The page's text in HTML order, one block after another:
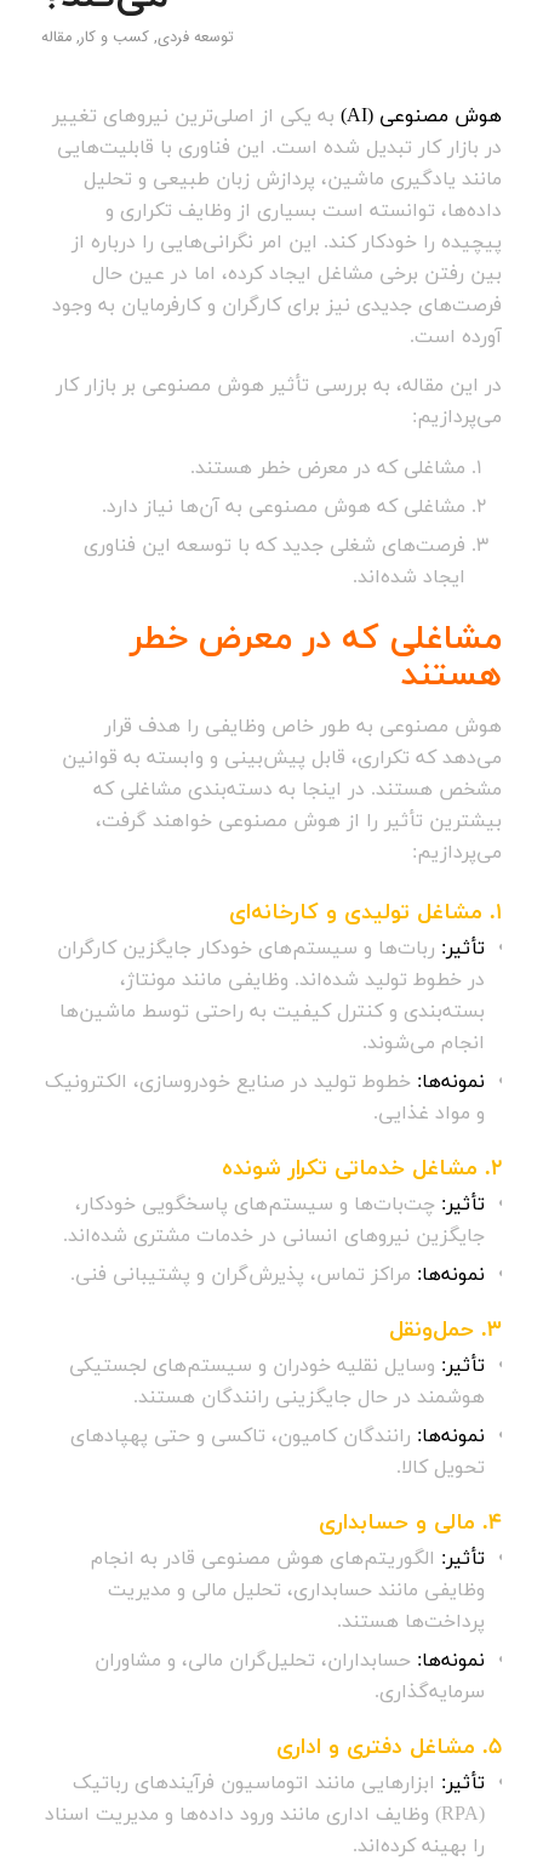
توسعه فردی,کسب و کار,مقاله
هوش مصنوعی (AI)
به یکی از اصلی‌ترین نیروهای تغییر
در بازار کار تبدیل شده است. این فناوری با قابلیت‌هایی
مانند یادگیری ماشین، پردازش زبان طبیعی و تحلیل
داده‌ها، توانسته است بسیاری از وظایف تکراری و
پیچیده را خودکار کند. این امر نگرانی‌هایی را درباره از
بین رفتن برخی مشاغل ایجاد کرده، اما در عین حال
فرصت‌های جدیدی نیز برای کارگران و کارفرمایان به وجود
آورده است.
در این مقاله، به بررسی تأثیر هوش مصنوعی بر بازار کار
می‌پردازیم:
مشاغلی که در معرض خطر هستند.
مشاغلی که هوش مصنوعی به آن‌ها نیاز دارد.
فرصت‌های شغلی جدید که با توسعه این فناوری
ایجاد شده‌اند.
مشاغلی که در معرض خطر
هستند
هوش مصنوعی به طور خاص وظایفی را هدف قرار
می‌دهد که تکراری، قابل پیش‌بینی و وابسته به قوانین
مشخص هستند. در اینجا به دسته‌بندی مشاغلی که
بیشترین تأثیر را از هوش مصنوعی خواهند گرفت،
می‌پردازیم:
1. مشاغل تولیدی و کارخانه‌ای
تأثیر: ربات‌ها و سیستم‌های خودکار جایگزین کارگران
در خطوط تولید شده‌اند. وظایفی مانند مونتاژ،
بسته‌بندی و کنترل کیفیت به راحتی توسط ماشین‌ها
انجام می‌شوند.
نمونه‌ها: خطوط تولید در صنایع خودروسازی، الکترونیک
و مواد غذایی.
2. مشاغل خدماتی تکرار شونده
تأثیر: چت‌بات‌ها و سیستم‌های پاسخگویی خودکار،
جایگزین نیروهای انسانی در خدمات مشتری شده‌اند.
نمونه‌ها: مراکز تماس، پذیرش‌گران و پشتیبانی فنی.
3. حمل‌ونقل
تأثیر: وسایل نقلیه خودران و سیستم‌های لجستیکی
هوشمند در حال جایگزینی رانندگان هستند.
نمونه‌ها: رانندگان کامیون، تاکسی و حتی پهپادهای
تحویل کالا.
4. مالی و حسابداری
تأثیر: الگوریتم‌های هوش مصنوعی قادر به انجام
وظایفی مانند حسابداری، تحلیل مالی و مدیریت
پرداخت‌ها هستند.
نمونه‌ها: حسابداران، تحلیل‌گران مالی، و مشاوران
سرمایه‌گذاری.
5. مشاغل دفتری و اداری
تأثیر: ابزارهایی مانند اتوماسیون فرآیندهای رباتیک
(RPA) وظایف اداری مانند ورود داده‌ها و مدیریت اسناد
را بهینه کرده‌اند.